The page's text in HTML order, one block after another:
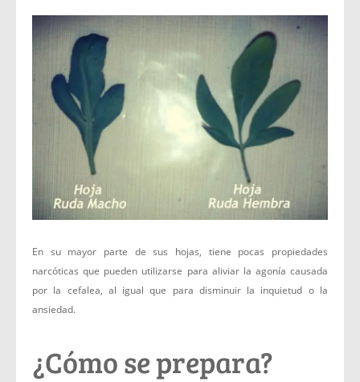
En su mayor parte de sus hojas, tiene pocas propiedades
narcóticas que pueden utilizarse para aliviar la agonía causada
por la cefalea, al igual que para disminuir la inquietud o la
ansiedad.
¿Cómo se prepara?